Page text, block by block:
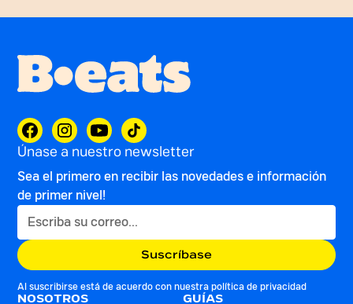
Únase a nuestro newsletter
Sea el primero en recibir las novedades e información
de primer nivel!
Al suscribirse está de acuerdo con nuestrapolítica de privacidad
NOSOTROS GUÍAS